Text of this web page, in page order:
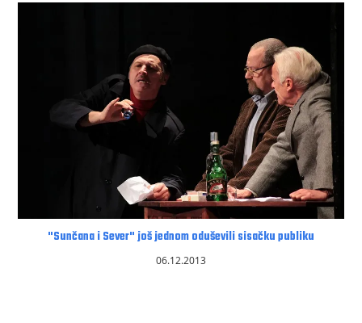
"Sunčana i Sever" još jednom oduševili sisačku publiku
06.12.2013